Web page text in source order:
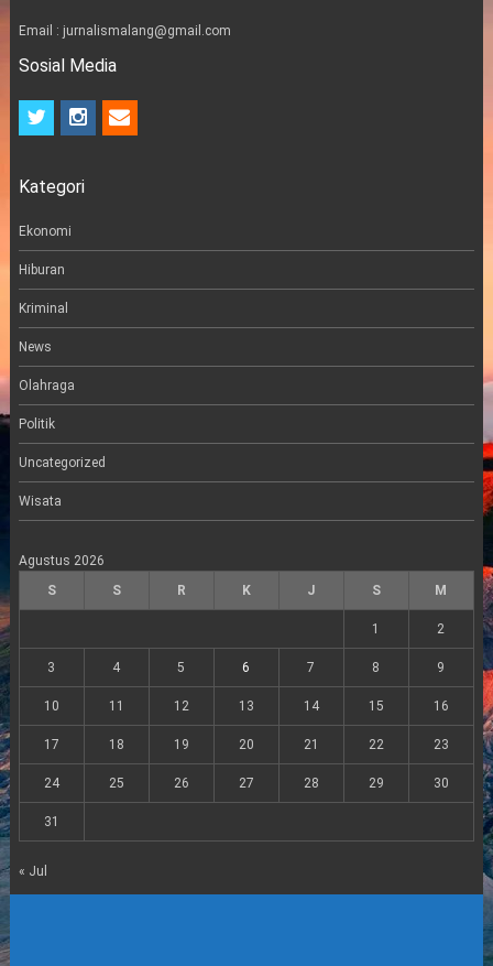
Email : jurnalismalang@gmail.com
Sosial Media
t
t
r
i
n
a
e
m
Kategori
Ekonomi
Hiburan
Kriminal
News
Olahraga
Politik
Uncategorized
Wisata
Agustus 2026
S
S R K J S M
1 2
3 4 5 6 7 8 9
10 11 12 13 14 15 16
17 18 19 20 21 22 23
24 25 26 27 28 29 30
31
« Jul